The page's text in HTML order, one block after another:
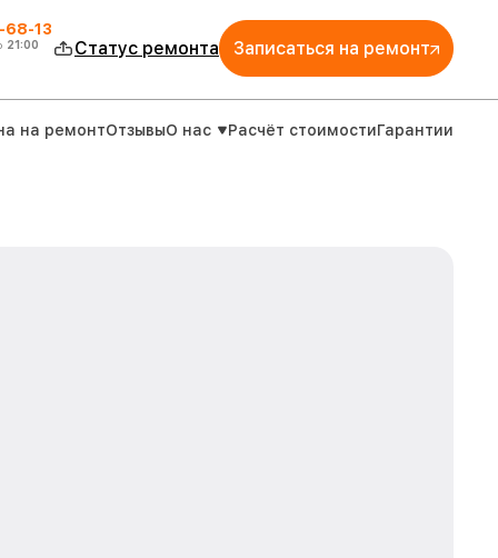
68-13
21:00 Статус ремонта Записаться на ремонт
на ремонтОтзывыО нас Расчёт стоимостиГарантии